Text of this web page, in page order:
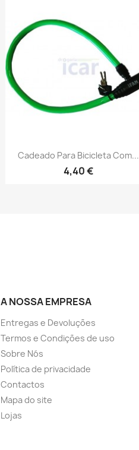
Cadeado Para Bicicleta Com...
4,40 €
Vista rápida
A NOSSA EMPRESA
Entregas e Devoluções
Termos e Condições de uso
Sobre Nós
Política de privacidade
Contactos
Mapa do site
Lojas